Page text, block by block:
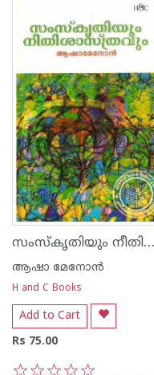
സംസ്കൃതിയും നീതിശാസ്ത്രവും
ആഷാ മേനോന്‍
H and C Books
Add to Cart
Rs 75.00